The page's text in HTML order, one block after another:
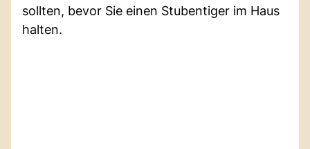
sollten, bevor Sie einen Stubentiger im Haus
halten.